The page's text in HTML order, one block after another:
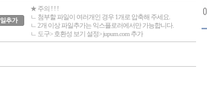
★ 주의 ! ! !
ㄴ 첨부할 파일이 여러개인 경우 1개로 압축해 주세요.
ㄴ 2개 이상 파일추가는 익스플로러에서만 가능합니다.
ㄴ 도구> 호환성 보기 설정> jupum.com 추가